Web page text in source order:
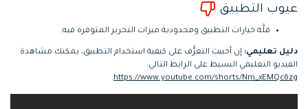
عيوب التطبيق
قلَّة خيارات التطبيق ومحدودية ميزات التحرير المتوفرة فيه.
دليل تعليمي: إن أحببت التعرُّف على كيفية استخدام التطبيق، يمكنك مشاهدة
الفيديو التعليمي البسيط على الرابط التالي:
https://www.youtube.com/shorts/Nm_xEMQc6zg
.